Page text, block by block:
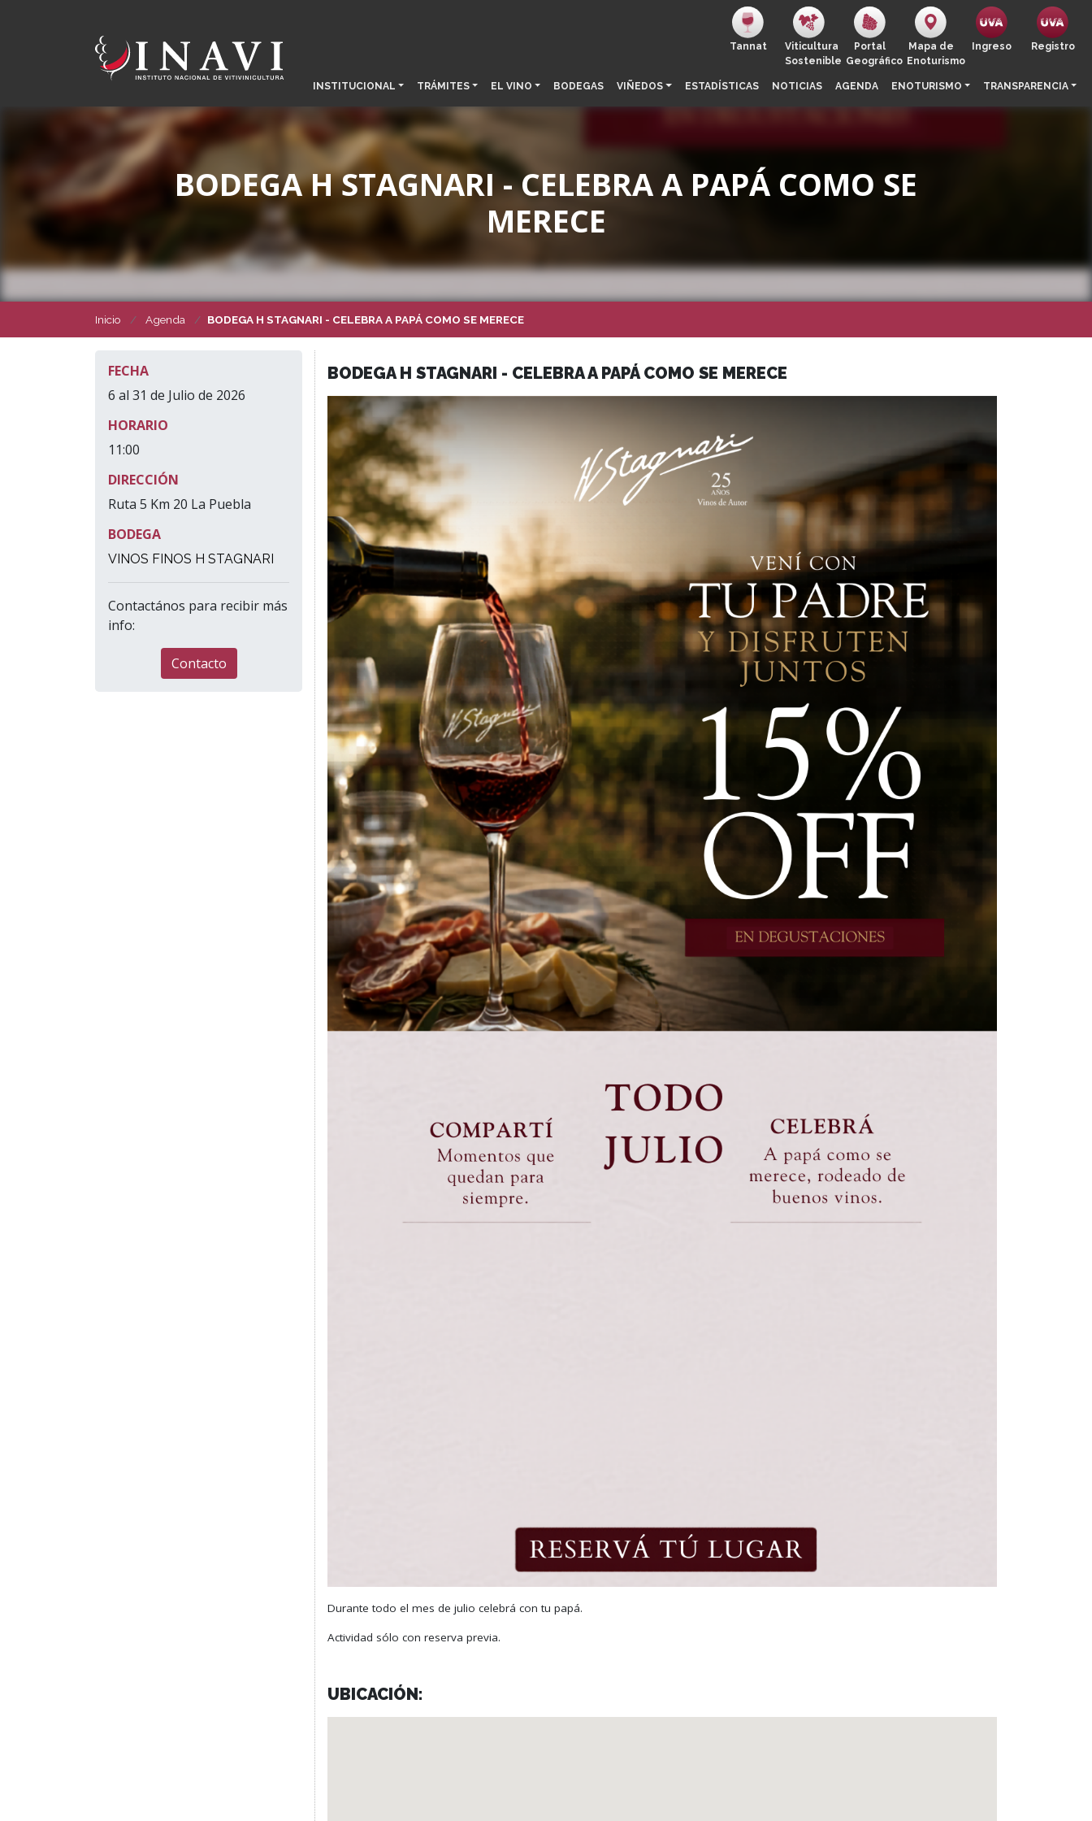
Tannat
Viticultura
Sostenible
Portal
Geográfico
Mapa de
Enoturismo
Ingreso Registro
INSTITUCIONAL TRÁMITES EL VINO BODEGAS VIÑEDOS ESTADÍSTICAS NOTICIAS AGENDA ENOTURISMO TRANSPARENCIA
BODEGA H STAGNARI - CELEBRA A PAPÁ COMO SE
MERECE
Inicio Agenda BODEGA H STAGNARI - CELEBRA A PAPÁ COMO SE MERECE
FECHA
6 al 31 de Julio de 2026
HORARIO
11:00
DIRECCIÓN
Ruta 5 Km 20 La Puebla
BODEGA
VINOS FINOS H STAGNARI
Contactános para recibir más
info:
Contacto
BODEGA H STAGNARI - CELEBRA A PAPÁ COMO SE MERECE
Durante todo el mes de julio celebrá con tu papá.
Actividad sólo con reserva previa.
UBICACIÓN: